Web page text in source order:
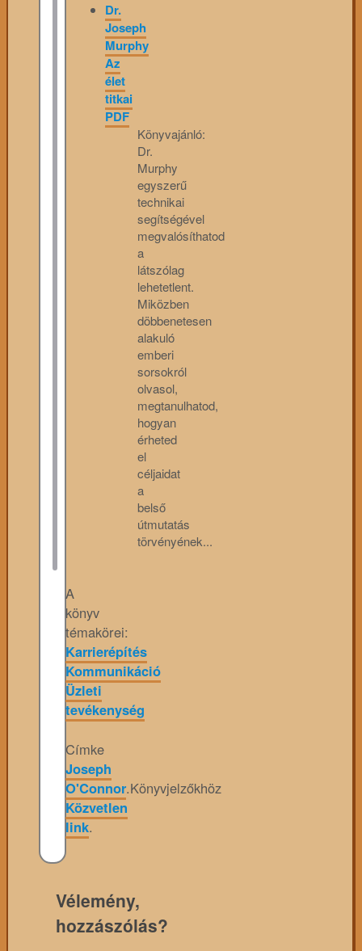
Dr.
Joseph
Murphy
Az
élet
titkai
PDF
Könyvajánló:
Dr.
Murphy
egyszerű
technikai
segítségével
megvalósíthatod
a
látszólag
lehetetlent.
Miközben
döbbenetesen
alakuló
emberi
sorsokról
olvasol,
megtanulhatod,
hogyan
érheted
el
céljaidat
a
belső
útmutatás
törvényének...
A
könyv
témakörei:
Karrierépítés
Kommunikáció
Üzleti
tevékenység
Címke
Joseph
O'Connor.Könyvjelzőkhöz
Közvetlen
link.
Vélemény,
hozzászólás?